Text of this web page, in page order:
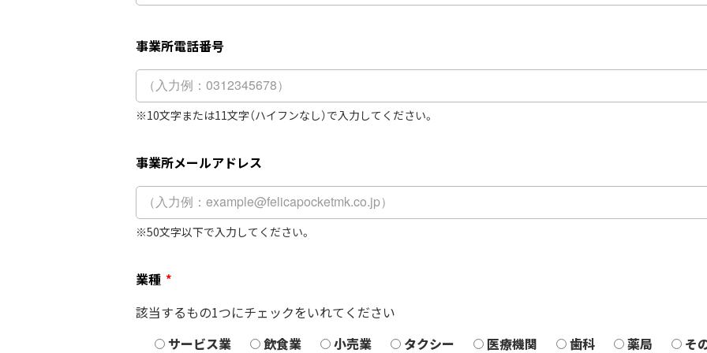
事業所電話番号
10文字または11文字（ハイフンなし）で入力してください。
事業所メールアドレス
50文字以下で入力してください。
業種 *
該当するもの1つにチェックをいれてください
サービス業
飲食業 小売業 タクシー 医療機関 歯科 薬局 そ